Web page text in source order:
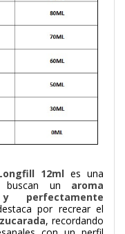
12ml es una
buscan un aroma
perfectamente
por recrear el
, recordando